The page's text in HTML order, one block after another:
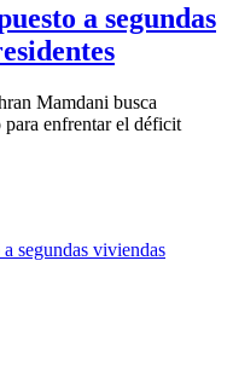
a segundas
Mamdani busca
enfrentar el déficit